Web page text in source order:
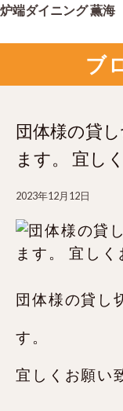
炉端ダイニング 薫海
ブ
団体様の貸
ます。 宜し
2023年12月12日
団体様の貸し
す。
宜しくお願い